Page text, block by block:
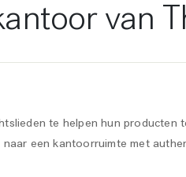
van
te helpen hun producten
een kantoorruimte met